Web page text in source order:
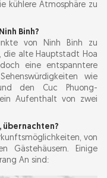
kühlere Atmosphäre zu
Binh?
von Ninh Binh zu
die alte Hauptstadt Hoa
eine entspanntere
wie
den Cuc Phuong-
Aufenthalt von zwei
übernachten?
von
Gästehäusern. Einige
An sind: